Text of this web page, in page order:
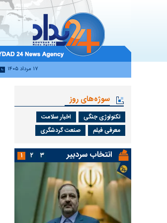
۱۷ مرداد ۱۴۰۵
سوژه‌های روز
تکنولوژی جنگی
اخبار سلامت
معرفی فیلم
صنعت گردشگری
انتخاب سردبیر ۱ ۲ ۳